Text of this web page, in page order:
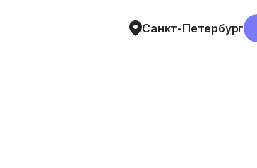
Санкт-Петербург